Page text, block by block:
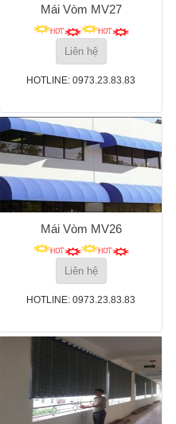
Mái Vòm MV27
Liên hệ
HOTLINE: 0973.23.83.83
Mái Vòm MV26
Liên hệ
HOTLINE: 0973.23.83.83